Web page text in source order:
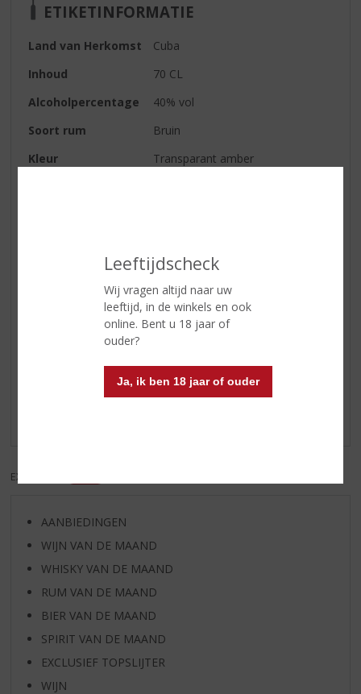
Leeftijdscheck
Wij vragen altijd naar uw
leeftijd, in de winkels en ook
online. Bent u 18 jaar of
ouder?
Ja, ik ben 18 jaar of ouder
ETIKETINFORMATIE
Land van Herkomst
Cuba
Inhoud
70 CL
Alcoholpercentage
40% vol
Soort rum
Bruin
Kleur
Transparant amber
De nasmaak is fruitig, romig. Veel
complexiteit
Reviews
Schrijf een review
EXCL. BTW
AANBIEDINGEN
WIJN VAN DE MAAND
WHISKY VAN DE MAAND
RUM VAN DE MAAND
BIER VAN DE MAAND
SPIRIT VAN DE MAAND
EXCLUSIEF TOPSLIJTER
WIJN